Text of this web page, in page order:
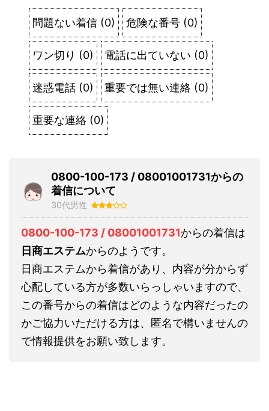
問題ない着信 (0) 危険な番号 (0)
ワン切り (0) 電話に出ていない (0)
迷惑電話 (0) 重要では無い連絡 (0)
重要な連絡 (0)
0800-100-173 / 08001001731からの
着信について
30代男性
0800-100-173 / 08001001731からの着信は
日商エステムからのようです。
日商エステムから着信があり、内容が分からず
心配している方が多数いらっしゃいますので、
この番号からの着信はどのような内容だったの
かご協力いただける方は、匿名で構いませんの
で情報提供をお願い致します。